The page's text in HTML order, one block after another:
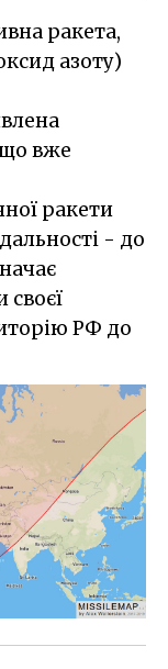
ракета,
азоту)
що вже
ракети
- до
своєї
РФ до